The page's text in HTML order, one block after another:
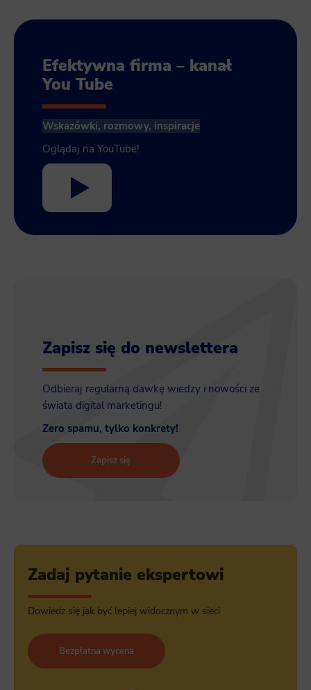
Efektywna firma – kanał
You Tube
Wskazówki, rozmowy, inspiracje
Oglądaj na YouTube!
Zapisz się do newslettera
Odbieraj regularną dawkę wiedzy i nowości ze
świata digital marketingu!
Zero spamu, tylko konkrety!
Zapisz się
Zadaj pytanie ekspertowi
Dowiedz się jak być lepiej widocznym w sieci
Bezpłatna wycena